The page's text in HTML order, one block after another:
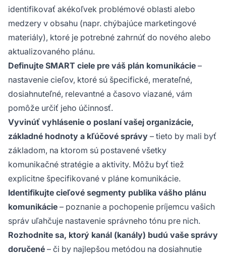
identifikovať akékoľvek problémové oblasti alebo
medzery v obsahu (napr. chýbajúce marketingové
materiály), ktoré je potrebné zahrnúť do nového alebo
aktualizovaného plánu.
Definujte SMART ciele pre váš plán komunikácie –
nastavenie cieľov, ktoré sú špecifické, merateľné,
dosiahnuteľné, relevantné a časovo viazané, vám
pomôže určiť jeho účinnosť.
Vyvinúť vyhlásenie o poslaní vašej organizácie,
základné hodnoty a kľúčové správy – tieto by mali byť
základom, na ktorom sú postavené všetky
komunikačné stratégie a aktivity. Môžu byť tiež
explicitne špecifikované v pláne komunikácie.
Identifikujte cieľové segmenty publika vášho plánu
komunikácie – poznanie a pochopenie príjemcu vašich
správ uľahčuje nastavenie správneho tónu pre nich.
Rozhodnite sa, ktorý kanál (kanály) budú vaše správy
doručené – či by najlepšou metódou na dosiahnutie